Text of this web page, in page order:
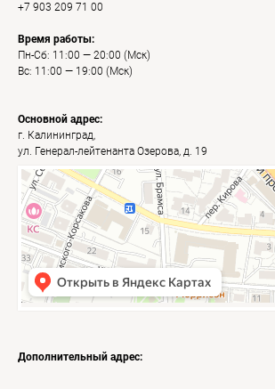
+7 903 209 71 00
Время работы:
Пн-Сб: 11:00 — 20:00 (Мск)
Вс: 11:00 — 19:00 (Мск)
Основной адрес:
г. Калининград,
ул. Генерал-лейтенанта Озерова, д. 19
Калининград
Яндекс Карты — транспорт, навигация, поиск мест
Дополнительный адрес: